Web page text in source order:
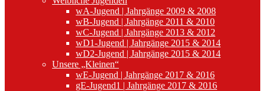
wA-Jugend | Jahrgänge 2009 & 2008
wB-Jugend | Jahrgänge 2011 & 2010
wC-Jugend | Jahrgänge 2013 & 2012
wD1-Jugend | Jahrgänge 2015 & 2014
wD2-Jugend | Jahrgänge 2015 & 2014
Unsere „Kleinen“
wE-Jugend | Jahrgänge 2017 & 2016
gE-Jugend1 | Jahrgänge 2017 & 2016